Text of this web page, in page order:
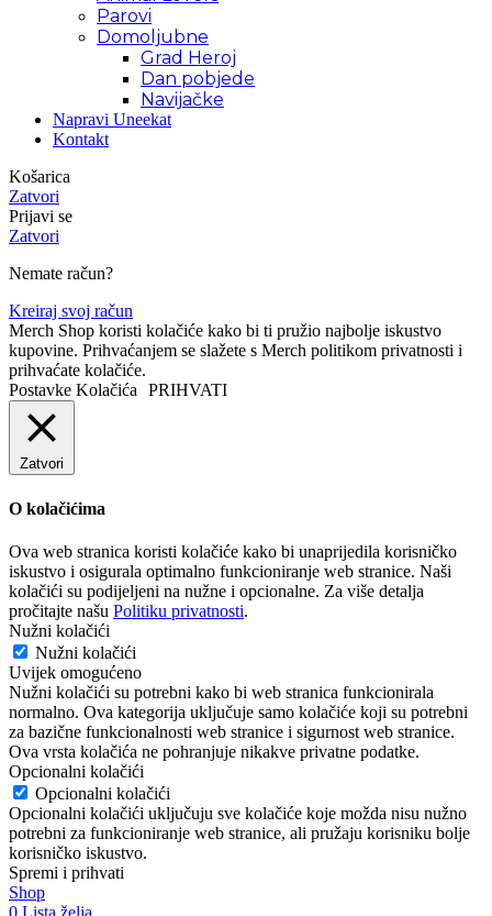
Parovi
Domoljubne
Grad Heroj
Dan pobjede
Navijačke
Napravi Uneekat
Kontakt
Košarica
Zatvori
Prijavi se
Zatvori
Nemate račun?
Kreiraj svoj račun
Merch Shop koristi kolačiće kako bi ti pružio najbolje iskustvo
kupovine. Prihvaćanjem se slažete s Merch politikom privatnosti i
prihvaćate kolačiće.
Postavke Kolačića PRIHVATI
Zatvori
O kolačićima
Ova web stranica koristi kolačiće kako bi unaprijedila korisničko
iskustvo i osigurala optimalno funkcioniranje web stranice. Naši
kolačići su podijeljeni na nužne i opcionalne. Za više detalja
pročitajte našu Politiku privatnosti.
Nužni kolačići
Nužni kolačići
Uvijek omogućeno
Nužni kolačići su potrebni kako bi web stranica funkcionirala
normalno. Ova kategorija uključuje samo kolačiće koji su potrebni
za bazične funkcionalnosti web stranice i sigurnost web stranice.
Ova vrsta kolačića ne pohranjuje nikakve privatne podatke.
Opcionalni kolačići
Opcionalni kolačići
Opcionalni kolačići uključuju sve kolačiće koje možda nisu nužno
potrebni za funkcioniranje web stranice, ali pružaju korisniku bolje
korisničko iskustvo.
Spremi i prihvati
Shop
0 Lista želja